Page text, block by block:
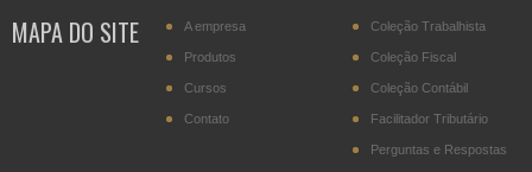
IPI - Cigarros (posição
2402.20)
DITR - Declaração do
Imposto sobre a
MAPA DO SITE A empresa
Produtos
Cursos
Contato
Coleção Trabalhista
Coleção Fiscal
Coleção Contábil
Facilitador Tributário
Perguntas e Respostas